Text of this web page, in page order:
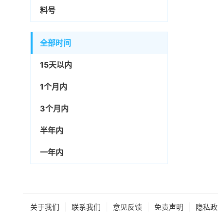
料号
全部时间
15天以内
1个月内
3个月内
半年内
一年内
关于我们 联系我们 意见反馈 免责声明 隐私